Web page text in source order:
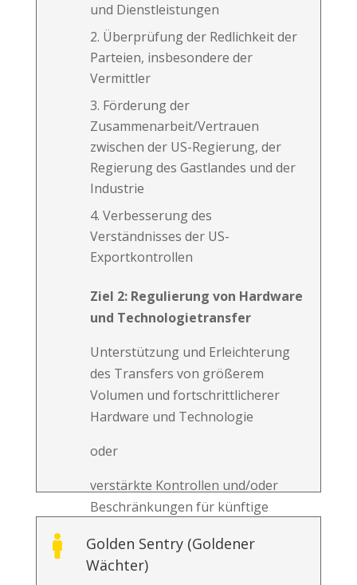
und Dienstleistungen
Überprüfung der Redlichkeit der
Parteien, insbesondere der
Vermittler
Förderung der
Zusammenarbeit/Vertrauen
zwischen der US-Regierung, der
Regierung des Gastlandes und der
Industrie
Verbesserung des
Verständnisses der US-
Exportkontrollen
Ziel 2: Regulierung von Hardware
und Technologietransfer
Unterstützung und Erleichterung
des Transfers von größerem
Volumen und fortschrittlicherer
Hardware und Technologie
oder
verstärkte Kontrollen und/oder
Beschränkungen für künftige
Ziel 3: Den Schwarzhandel von

Golden Sentry (Goldener
Wächter)